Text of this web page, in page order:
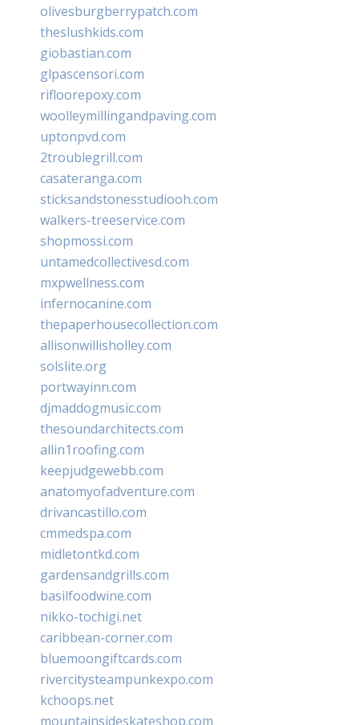
olivesburgberrypatch.com
theslushkids.com
giobastian.com
glpascensori.com
rifloorepoxy.com
woolleymillingandpaving.com
uptonpvd.com
2troublegrill.com
casateranga.com
sticksandstonesstudiooh.com
walkers-treeservice.com
shopmossi.com
untamedcollectivesd.com
mxpwellness.com
infernocanine.com
thepaperhousecollection.com
allisonwillisholley.com
solslite.org
portwayinn.com
djmaddogmusic.com
thesoundarchitects.com
allin1roofing.com
keepjudgewebb.com
anatomyofadventure.com
drivancastillo.com
cmmedspa.com
midletontkd.com
gardensandgrills.com
basilfoodwine.com
nikko-tochigi.net
caribbean-corner.com
bluemoongiftcards.com
rivercitysteampunkexpo.com
kchoops.net
mountainsideskateshop.com